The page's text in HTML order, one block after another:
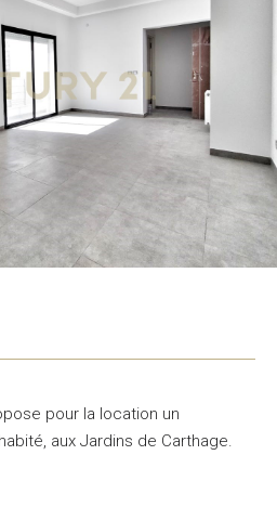
pour la location un
aux Jardins de Carthage.